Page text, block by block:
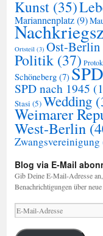
Kunst (35)
Mariannenplatz(9)
Ortsteil (3) Ost-Berlin
Politik (37)
Schöneberg (7) SPD
SPD nach 1945
Stasi (5)Wedding
Weimarer
West-Berlin
Zwangsvereinigung
Blog via E-Mail
Gib Deine E-Mail-Adresse
Benachrichtigungen über
E-
Mail-
Adresse